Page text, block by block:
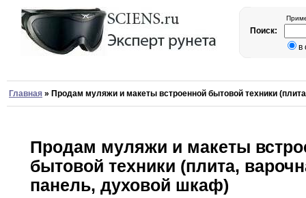
Поиск:
в
Главная » Продам муляжи и макеты встроенной бытовой техники
Продам муляжи и макеты
бытовой техники (плита,
панель, духовой шкаф)